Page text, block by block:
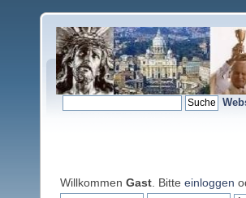
Willkommen Gast . Bitte einloggen